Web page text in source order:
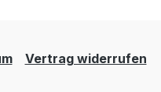
Vertrag widerrufen